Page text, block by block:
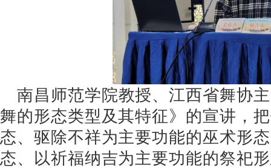
南昌师范学院教授、江西省舞协
舞的形态类型及其特征》的宣讲，
态、驱除不祥为主要功能的巫术形
态、以祈福纳吉为主要功能的祭祀